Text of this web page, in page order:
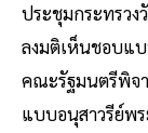
ประชุมกระทรว
ลงมติเห็นชอบแ
คณะรัฐมนตรีพิจ
แบบอนุสาวรีย์พ